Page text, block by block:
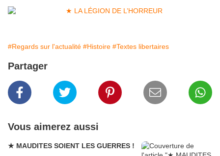
#Regards sur l'actualité #Histoire #Textes libertaires
Partager
Vous aimerez aussi
★ MAUDITES SOIENT LES GUERRES !